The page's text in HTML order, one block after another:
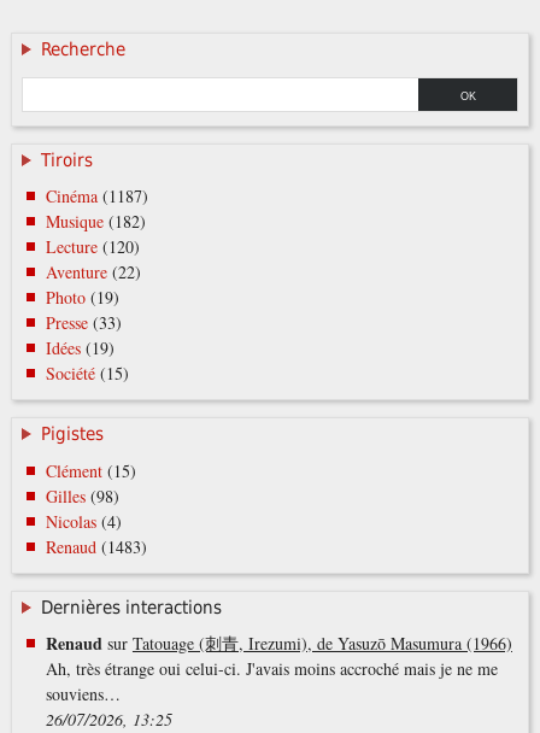
Recherche
Tiroirs
Cinéma (1187)
Musique (182)
Lecture (120)
Aventure (22)
Photo (19)
Presse (33)
Idées (19)
Société (15)
Pigistes
Clément(15)
Gilles(98)
Nicolas(4)
Renaud (1483)
Dernières interactions
Renaudsur Tatouage (刺青, Irezumi), de Yasuzō Masumura (1966)
Ah, très étrange oui celui-ci. J'avais moins accroché mais je ne me
souviens…
26/07/2026, 13:25